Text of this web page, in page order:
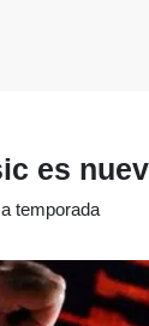
es
temporada